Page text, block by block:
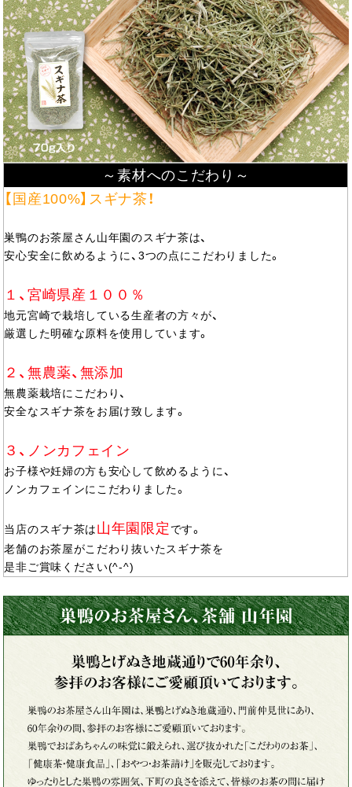
～素材へのこだわり～
【国産100%】スギナ茶！
巣鴨のお茶屋さん山年園のスギナ茶は、
安心安全に飲めるように、3つの点にこだわりました。
１、宮崎県産１００％
地元宮崎で栽培している生産者の方々が、
厳選した明確な原料を使用しています。
２、無農薬、無添加
無農薬栽培にこだわり、
安全なスギナ茶をお届け致します。
３、ノンカフェイン
お子様や妊婦の方も安心して飲めるように、
ノンカフェインにこだわりました。
当店のスギナ茶は山年園限定 です。
老舗のお茶屋がこだわり抜いたスギナ茶を
是非ご賞味ください(^-^)